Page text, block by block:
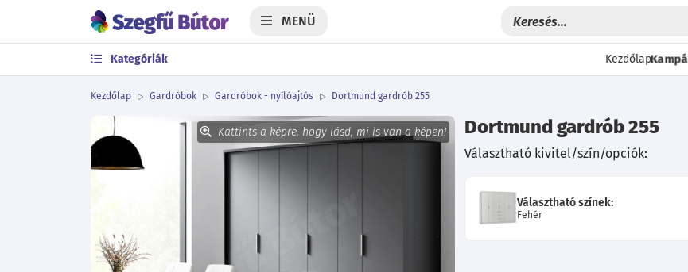
MENÜ
Kategóriák Kezdőlap
Kezdőlap Gardróbok Gardróbok - nyílóajtós Dortmund gardrób 255
Kattints a képre, hogy lásd, mi is van a képen! Dortmund gardrób 255
Választható kivitel/szín/opciók:
Választható színek:
Fehér